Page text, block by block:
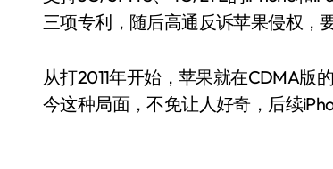
三项专利，随后高通反诉苹果侵权，
从打2011年开始，苹果就在CDMA版
今这种局面，不免让人好奇，后续